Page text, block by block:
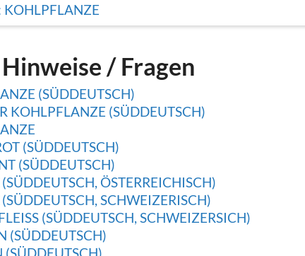
KOHLPFLANZE
/ Fragen
(SÜDDEUTSCH)
KOHLPFLANZE (SÜDDEUTSCH)
(SÜDDEUTSCH)
(SÜDDEUTSCH)
ÖSTERREICHISCH)
SCHWEIZERISCH)
(SÜDDEUTSCH, SCHWEIZERSICH)
(SÜDDEUTSCH)